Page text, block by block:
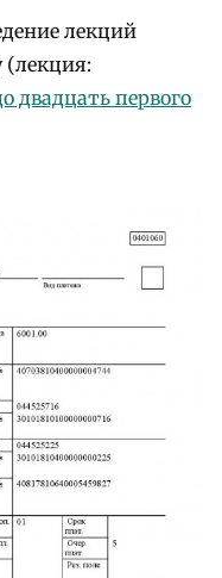
лекций
(лекция:
двадцать первого